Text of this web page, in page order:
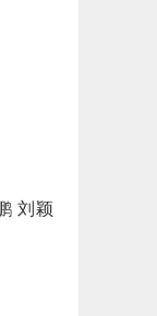
刘颖